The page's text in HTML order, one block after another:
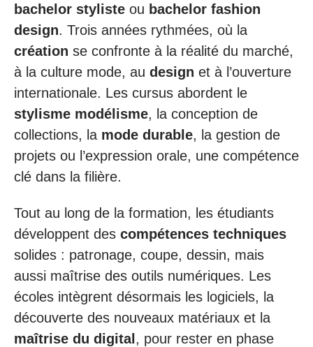
bachelor styliste ou bachelor fashion
design. Trois années rythmées, où la
création se confronte à la réalité du marché,
à la culture mode, au design et à l’ouverture
internationale. Les cursus abordent le
stylisme modélisme, la conception de
collections, la mode durable, la gestion de
projets ou l’expression orale, une compétence
clé dans la filière.
Tout au long de la formation, les étudiants
développent des compétences techniques
solides : patronage, coupe, dessin, mais
aussi maîtrise des outils numériques. Les
écoles intègrent désormais les logiciels, la
découverte des nouveaux matériaux et la
maîtrise du digital , pour rester en phase